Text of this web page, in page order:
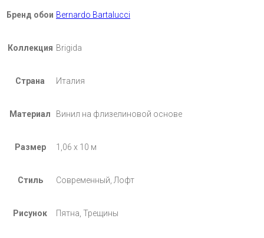
Бренд обои Bernardo Bartalucci
Коллекция Brigida
Страна Италия
Материал Винил на флизелиновой основе
Размер 1,06 х 10 м
Стиль Современный, Лофт
Рисунок Пятна, Трещины